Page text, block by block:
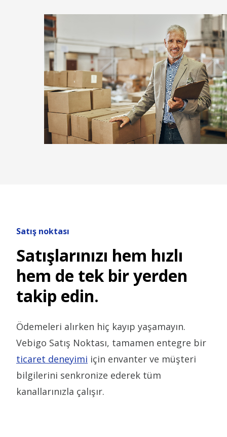
Satış noktası
Satışlarınızı hem hızlı
hem de tek bir yerden
takip edin.
Ödemeleri alırken hiç kayıp yaşamayın.
Vebigo Satış Noktası, tamamen entegre bir
ticaret deneyimi için envanter ve müşteri
bilgilerini senkronize ederek tüm
kanallarınızla çalışır.